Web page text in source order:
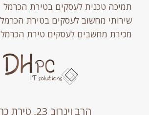
תמיכה טכנית לעסקים בטירת הכרמל
שירותי מחשוב לעסקים בטירת הכרמל
מכירת מחשבים לעסקים טירת הכרמל
הרב וינרוב 23, טירת כרמל